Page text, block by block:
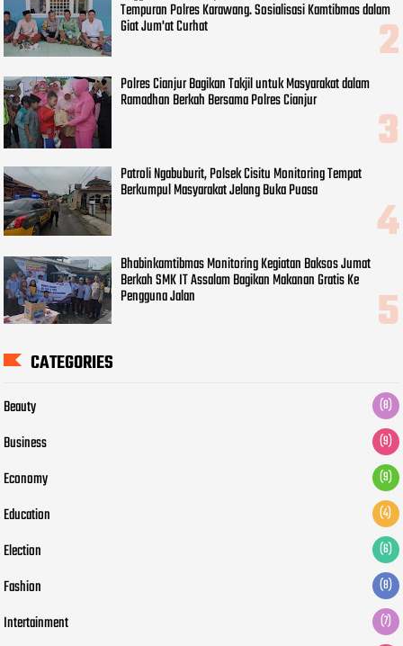
Tempuran Polres Karawang. Sosialisasi Kamtibmas dalam
Giat Jum'at Curhat
Polres Cianjur Bagikan Takjil untuk Masyarakat dalam
Ramadhan Berkah Bersama Polres Cianjur
Patroli Ngabuburit, Polsek Cisitu Monitoring Tempat
Berkumpul Masyarakat Jelang Buka Puasa
Bhabinkamtibmas Monitoring Kegiatan Baksos Jumat
Berkah SMK IT Assalam Bagikan Makanan Gratis Ke
Pengguna Jalan
CATEGORIES
Beauty (8)
Business (9)
Economy (9)
Education (4)
Election (6)
Fashion (8)
Intertainment (7)